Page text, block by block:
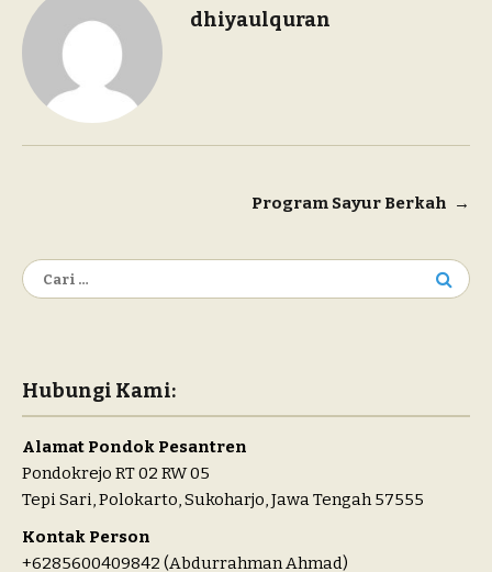
dhiyaulquran
Program Sayur Berkah →
Cari
untuk:
Hubungi Kami:
Alamat Pondok Pesantren
Pondokrejo RT 02 RW 05
Tepi Sari, Polokarto, Sukoharjo, Jawa Tengah 57555
Kontak Person
+6285600409842 (Abdurrahman Ahmad)